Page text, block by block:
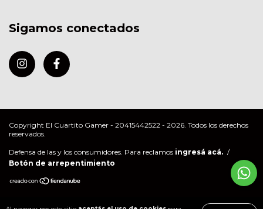
Sigamos conectados
Copyright El Cuartito Gamer - 20415442522 - 2026. Todos los derechos
reservados.
Defensa de las y los consumidores. Para reclamos ingresá acá. /
Botón de arrepentimiento